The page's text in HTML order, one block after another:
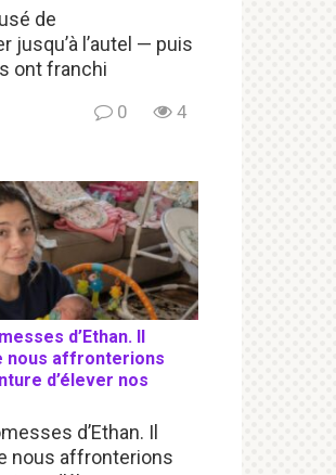
de
jusqu’à l’autel — puis
ont franchi
0 4
d’Ethan. Il
nous affronterions
d’élever nos
d’Ethan. Il
nous affronterions